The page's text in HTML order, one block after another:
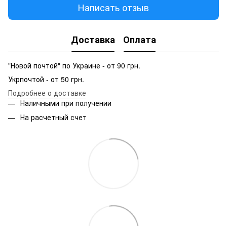
Написать отзыв
Доставка Оплата
"Новой почтой" по Украине - от 90 грн.
Укрпочтой - от 50 грн.
Подробнее о доставке
Наличными при получении
На расчетный счет